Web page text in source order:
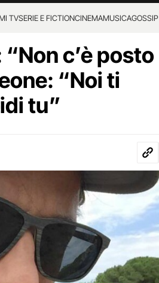
TVSERIE E FICTIONCINEMAMUSICAGOSSIP
c’è posto
“Noi ti
tu”